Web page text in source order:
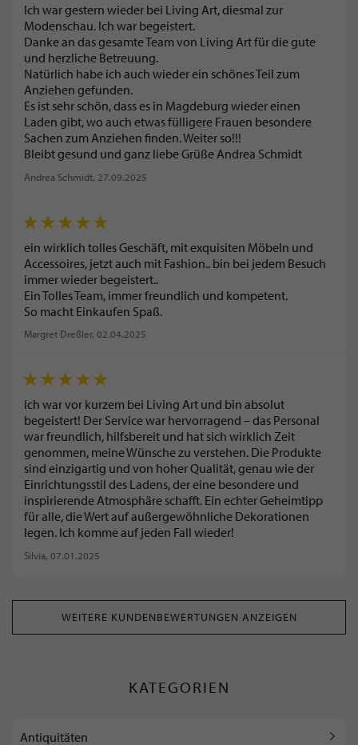
Ich war gestern wieder bei Living Art, diesmal zur
Modenschau. Ich war begeistert.
Danke an das gesamte Team von Living Art für die gute
und herzliche Betreuung.
Natürlich habe ich auch wieder ein schönes Teil zum
Anziehen gefunden.
Es ist sehr schön, dass es in Magdeburg wieder einen
Laden gibt, wo auch etwas fülligere Frauen besondere
Sachen zum Anziehen finden. Weiter so!!!
Bleibt gesund und ganz liebe Grüße Andrea Schmidt
Andrea Schmidt, 27.09.2025
ein wirklich tolles Geschäft, mit exquisiten Möbeln und
Accessoires, jetzt auch mit Fashion.. bin bei jedem Besuch
immer wieder begeistert..
Ein Tolles Team, immer freundlich und kompetent.
So macht Einkaufen Spaß.
Margret Dreßler, 02.04.2025
Ich war vor kurzem bei Living Art und bin absolut
begeistert! Der Service war hervorragend – das Personal
war freundlich, hilfsbereit und hat sich wirklich Zeit
genommen, meine Wünsche zu verstehen. Die Produkte
sind einzigartig und von hoher Qualität, genau wie der
Einrichtungsstil des Ladens, der eine besondere und
inspirierende Atmosphäre schafft. Ein echter Geheimtipp
für alle, die Wert auf außergewöhnliche Dekorationen
legen. Ich komme auf jeden Fall wieder!
Silvia, 07.01.2025
WEITERE KUNDENBEWERTUNGEN ANZEIGEN
KATEGORIEN
Antiquitäten